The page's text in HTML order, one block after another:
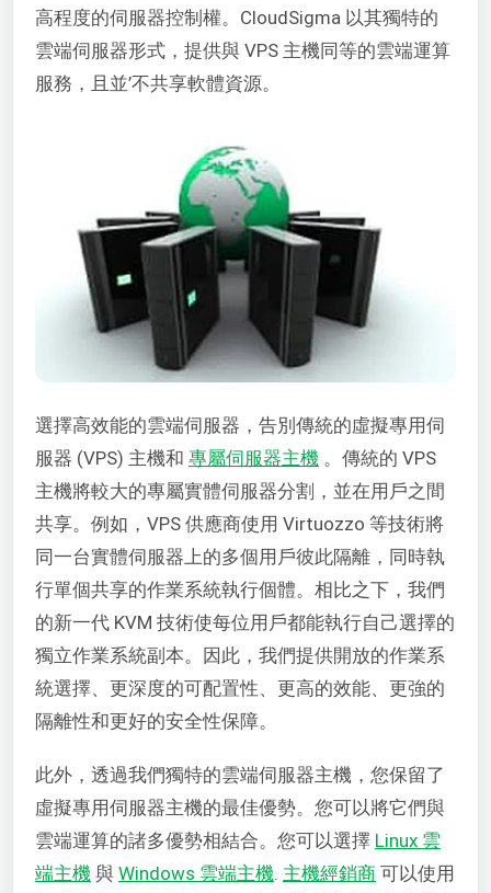
高程度的伺服器控制權。CloudSigma 以其獨特的
雲端伺服器形式，提供與 VPS 主機同等的雲端運算
服務，且並’不共享軟體資源。
選擇高效能的雲端伺服器，告別傳統的虛擬專用伺
服器 (VPS) 主機和 專屬伺服器主機 。傳統的 VPS
主機將較大的專屬實體伺服器分割，並在用戶之間
共享。例如，VPS 供應商使用 Virtuozzo 等技術將
同一台實體伺服器上的多個用戶彼此隔離，同時執
行單個共享的作業系統執行個體。相比之下，我們
的新一代 KVM 技術使每位用戶都能執行自己選擇的
獨立作業系統副本。因此，我們提供開放的作業系
統選擇、更深度的可配置性、更高的效能、更強的
隔離性和更好的安全性保障。
此外，透過我們獨特的雲端伺服器主機，您保留了
虛擬專用伺服器主機的最佳優勢。您可以將它們與
雲端運算的諸多優勢相結合。您可以選擇 Linux 雲
端主機 與 Windows 雲端主機 主機經銷商 可以使用